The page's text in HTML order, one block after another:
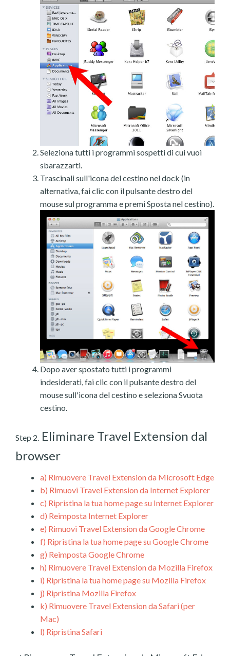
Seleziona tutti i programmi sospetti di cui vuoi
sbarazzarti.
Trascinali sull'icona del cestino nel dock (in
alternativa, fai clic con il pulsante destro del
mouse sul programma e premi Sposta nel cestino).
Dopo aver spostato tutti i programmi
indesiderati, fai clic con il pulsante destro del
mouse sull'icona del cestino e seleziona Svuota
cestino.
Step 2. Eliminare Travel Extension dal
browser
a) Rimuovere Travel Extension da Microsoft Edge
b) Rimuovi Travel Extension da Internet Explorer
c) Ripristina la tua home page su Internet Explorer
d) Reimposta Internet Explorer
e) Rimuovi Travel Extension da Google Chrome
f) Ripristina la tua home page su Google Chrome
g) Reimposta Google Chrome
h) Rimuovere Travel Extension da Mozilla Firefox
i) Ripristina la tua home page su Mozilla Firefox
j) Ripristina Mozilla Firefox
k) Rimuovere Travel Extension da Safari (per
Mac)
l) Ripristina Safari